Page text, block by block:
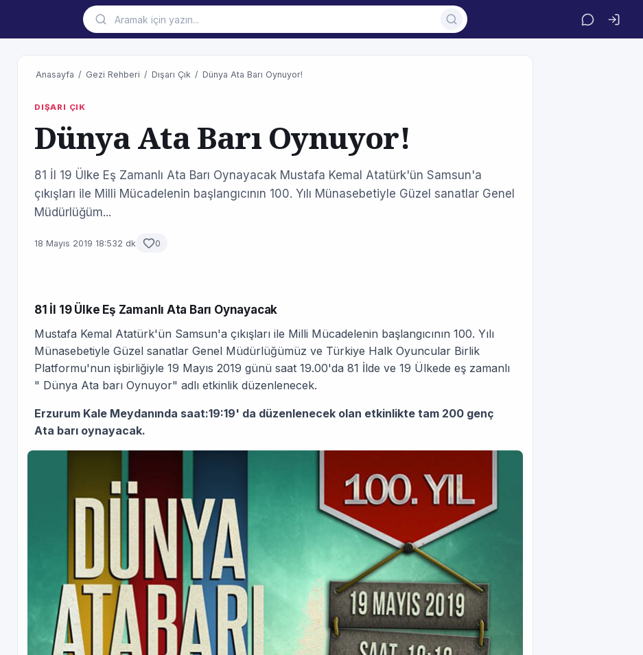
Anasayfa / Gezi Rehberi / Dışarı Çık / Dünya Ata Barı Oynuyor!
DIŞARI ÇIK
Dünya Ata Barı Oynuyor!
81 İl 19 Ülke Eş Zamanlı Ata Barı Oynayacak Mustafa Kemal Atatürk'ün Samsun'a
çıkışları ile Milli Mücadelenin başlangıcının 100. Yılı Münasebetiyle Güzel sanatlar Genel
Müdürlüğüm...
18 Mayıs 2019 18:532 dk 0
81 İl 19 Ülke Eş Zamanlı Ata Barı Oynayacak
Mustafa Kemal Atatürk'ün Samsun'a çıkışları ile Milli Mücadelenin başlangıcının 100. Yılı
Münasebetiyle Güzel sanatlar Genel Müdürlüğümüz ve Türkiye Halk Oyuncular Birlik
Platformu'nun işbirliğiyle 19 Mayıs 2019 günü saat 19.00'da 81 İlde ve 19 Ülkede eş zamanlı
" Dünya Ata barı Oynuyor" adlı etkinlik düzenlenecek.
Erzurum Kale Meydanında saat:19:19' da düzenlenecek olan etkinlikte tam 200 genç
Ata barı oynayacak.